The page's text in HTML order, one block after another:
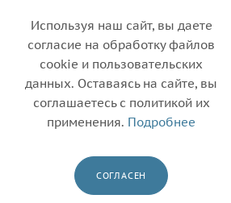
KYOCERA 3
Главная — Каталог — Другие
Термистор/Термопредохранитель
Используя наш сайт, вы даете
согласие на обработку файлов
cookie и пользовательских
данных. Оставаясь на сайте, вы
соглашаетесь с политикой их
применения. Подробнее
СОГЛАСЕН